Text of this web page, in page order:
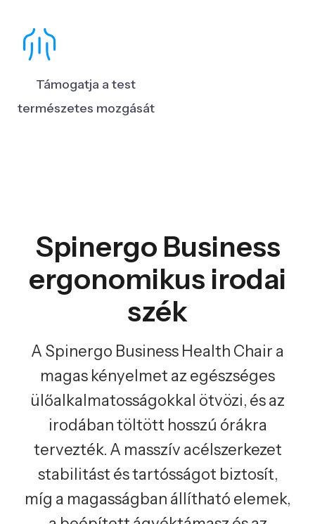
Támogatja a test
természetes mozgását
Spinergo Business
ergonomikus irodai
szék
A Spinergo Business Health Chair a
magas kényelmet az egészséges
ülőalkalmatosságokkal ötvözi, és az
irodában töltött hosszú órákra
tervezték. A masszív acélszerkezet
stabilitást és tartósságot biztosít,
míg a magasságban állítható elemek,